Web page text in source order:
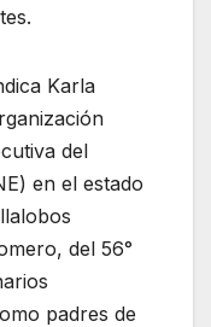
Karla
del
en el estado
del 56°
padres de